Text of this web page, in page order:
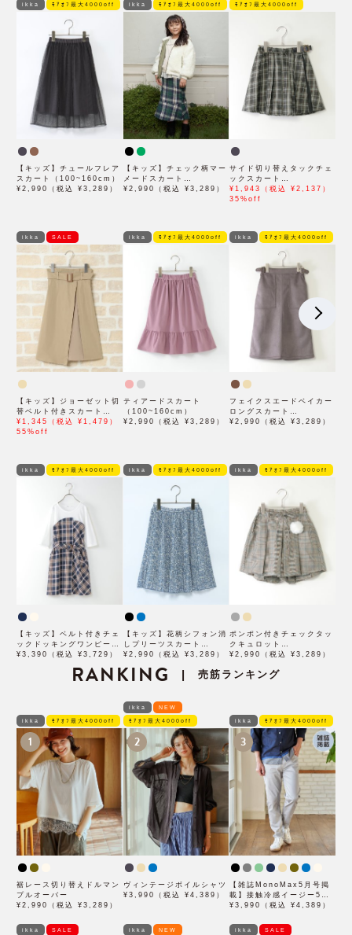
ikka ﾓｱｵﾌ最大4000off
【キッズ】チュールフレア
スカート（100~160cm）
¥2,990（税込 ¥3,289）
ikka ﾓｱｵﾌ最大4000off
【キッズ】チェック柄マー
メードスカート
（120~160cm）
¥2,990（税込 ¥3,289）
ﾓｱｵﾌ最大4000off
サイド切り替えタックチェ
ックスカート
（120~160cm）
¥1,943（税込 ¥2,137）
35%off
ikka SALE
【キッズ】ジョーゼット切
替ベルト付きスカート
(120~160cm)
¥1,345（税込 ¥1,479）
55%off
ikka ﾓｱｵﾌ最大4000off
ティアードスカート
（100~160cm）
¥2,990（税込 ¥3,289）
ikka ﾓｱｵﾌ最大4000off
フェイクスエードベイカー
ロングスカート
（120~160cm）
¥2,990（税込 ¥3,289）
ikka ﾓｱｵﾌ最大4000off
【キッズ】ベルト付きチェ
ックドッキングワンピース
（100~160cm）
¥3,390（税込 ¥3,729）
ikka ﾓｱｵﾌ最大4000off
【キッズ】花柄シフォン消
しプリーツスカート
（100~160cm）
¥2,990（税込 ¥3,289）
ikka ﾓｱｵﾌ最大4000off
ポンポン付きチェックタッ
クキュロット
（120~160cm）
¥2,990（税込 ¥3,289）
RANKING | 売筋ランキング
ikka ﾓｱｵﾌ最大4000off
1
裾レース切り替えドルマン
プルオーバー
¥2,990（税込 ¥3,289）
ikka NEW
ﾓｱｵﾌ最大4000off
2
ヴィンテージボイルシャツ
¥3,990（税込 ¥4,389）
ikka ﾓｱｵﾌ最大4000off
3
【雑誌MonoMax5月号掲
載】接触冷感イージー5ポ
ケット
¥3,990（税込 ¥4,389）
ikka SALE ikka NEW ikka SALE